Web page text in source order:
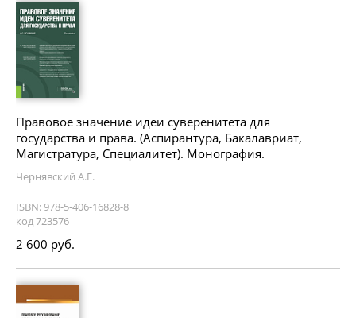
Правовое значение идеи суверенитета для
государства и права. (Аспирантура, Бакалавриат,
Магистратура, Специалитет). Монография.
Чернявский А.Г.
ISBN: 978-5-406-16828-8
код 723576
2 600 руб.